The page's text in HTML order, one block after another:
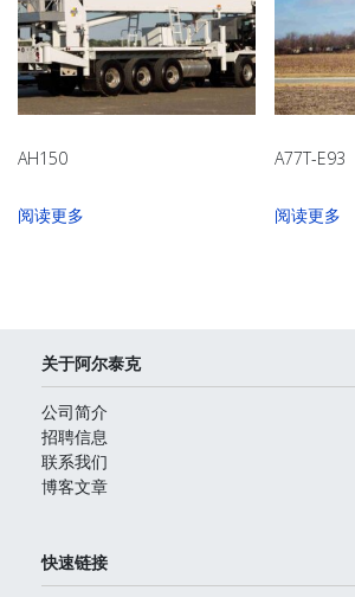
AH150
阅读更多
A77T-E93
阅读更多
关于阿尔泰克
公司简介
招聘信息
联系我们
博客文章
快速链接